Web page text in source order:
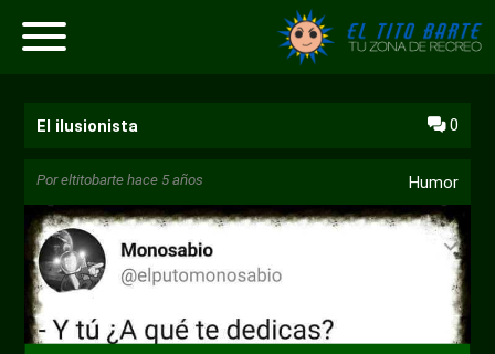
El ilusionista 0
Poreltitobarte hace 5 años Humor